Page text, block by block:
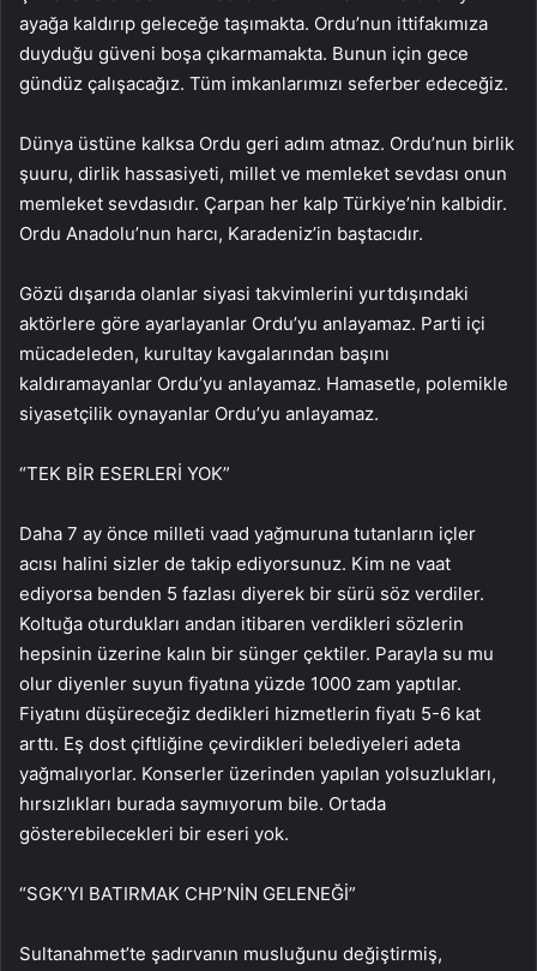
ayağa kaldırıp geleceğe taşımakta. Ordu’nun ittifakımıza
duyduğu güveni boşa çıkarmamakta. Bunun için gece
gündüz çalışacağız. Tüm imkanlarımızı seferber edeceğiz.
Dünya üstüne kalksa Ordu geri adım atmaz. Ordu’nun birlik
şuuru, dirlik hassasiyeti, millet ve memleket sevdası onun
memleket sevdasıdır. Çarpan her kalp Türkiye’nin kalbidir.
Ordu Anadolu’nun harcı, Karadeniz’in baştacıdır.
Gözü dışarıda olanlar siyasi takvimlerini yurtdışındaki
aktörlere göre ayarlayanlar Ordu’yu anlayamaz. Parti içi
mücadeleden, kurultay kavgalarından başını
kaldıramayanlar Ordu’yu anlayamaz. Hamasetle, polemikle
siyasetçilik oynayanlar Ordu’yu anlayamaz.
“TEK BİR ESERLERİ YOK”
Daha 7 ay önce milleti vaad yağmuruna tutanların içler
acısı halini sizler de takip ediyorsunuz. Kim ne vaat
ediyorsa benden 5 fazlası diyerek bir sürü söz verdiler.
Koltuğa oturdukları andan itibaren verdikleri sözlerin
hepsinin üzerine kalın bir sünger çektiler. Parayla su mu
olur diyenler suyun fiyatına yüzde 1000 zam yaptılar.
Fiyatını düşüreceğiz dedikleri hizmetlerin fiyatı 5-6 kat
arttı. Eş dost çiftliğine çevirdikleri belediyeleri adeta
yağmalıyorlar. Konserler üzerinden yapılan yolsuzlukları,
hırsızlıkları burada saymıyorum bile. Ortada
gösterebilecekleri bir eseri yok.
“SGK’YI BATIRMAK CHP’NİN GELENEĞİ”
Sultanahmet’te şadırvanın musluğunu değiştirmiş,